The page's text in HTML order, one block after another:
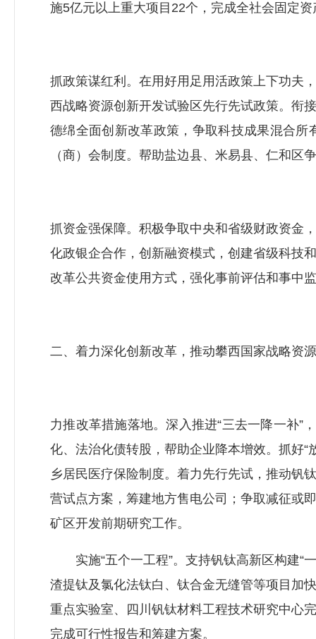
施5亿元以上重大项目22个，完成全社会固定
抓政策谋红利。在用好用足用活政策上下功夫
西战略资源创新开发试验区先行先试政策。衔
德绵全面创新改革政策，争取科技成果混合
（商）会制度。帮助盐边县、米易县、仁和区
抓资金强保障。积极争取中央和省级财政资金
化政银企合作，创新融资模式，创建省级科技
改革公共资金使用方式，强化事前评估和事中
二、着力深化创新改革，推动攀西国家战略资
力推改革措施落地。深入推进“三去一降一补
化、法治化债转股，帮助企业降本增效。抓好“
乡居民医疗保险制度。着力先行先试，推动钒
营试点方案，筹建地方售电公司；争取减征或
矿区开发前期研究工作。
实施“五个一工程”。支持钒钛高新区构建“一
渣提钛及氯化法钛白、钛合金无缝管等项目加
重点实验室、四川钒钛材料工程技术研究中心
完成可行性报告和筹建方案。